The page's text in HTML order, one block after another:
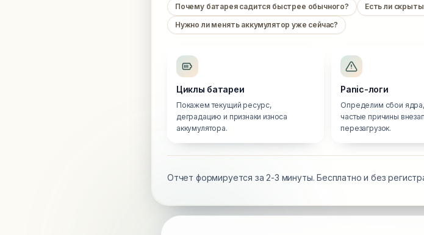
Почему батарея садится быстрее обычного?
Есть ли
Нужно ли менять аккумулятор уже сейчас?
Циклы батареи
Покажем текущий ресурс,
деградацию и признаки износа
аккумулятора.
Panic-логи
Определим сбои
частые причины
перезагрузок.
Отчет формируется за 2-3 минуты. Бесплатно и без